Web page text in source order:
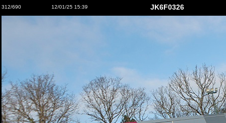
312/690 12/01/25 15:39 JK6F0326